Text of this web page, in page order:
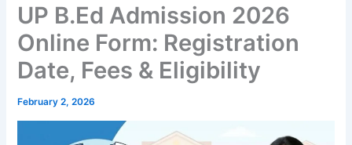
UP B.Ed Admission 2026
Online Form: Registration
Date, Fees & Eligibility
February 2, 2026